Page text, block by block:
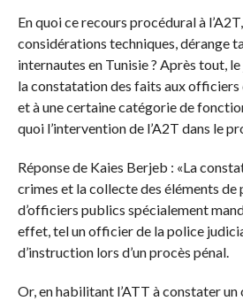
En quoi ce recours procédural à
considérations techniques, dérange
internautes en Tunisie ? Après tout,
la constatation des faits aux
et à une certaine catégorie de
quoi l’intervention de l’A2T dans le
Réponse de Kaies Berjeb : «La
crimes et la collecte des éléments de
d’officiers publics spécialement
effet, tel un officier de la police
d’instruction lors d’un procès pénal.
Or, en habilitant l’ATT à constater